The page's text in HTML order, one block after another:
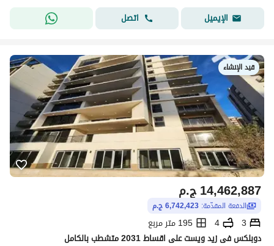
الإيميل
اتصل
قيد الإنشاء
ج.م14,462,887
الدفعة المقدّمة: 6,742,423 ج.م
3
4
195 متر مربع
دوبلكس فى زيد ويست على اقساط 2031 متشطب بالكامل